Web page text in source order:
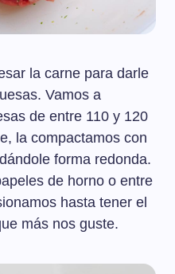
la carne para darle
Vamos a
de entre 110 y 120
la compactamos con
forma redonda.
de horno o entre
hasta tener el
más nos guste.